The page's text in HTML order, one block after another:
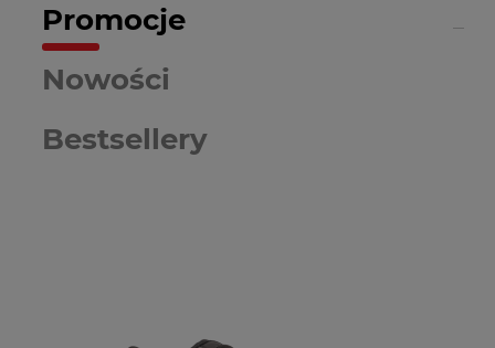
Promocje
Nowości
Bestsellery